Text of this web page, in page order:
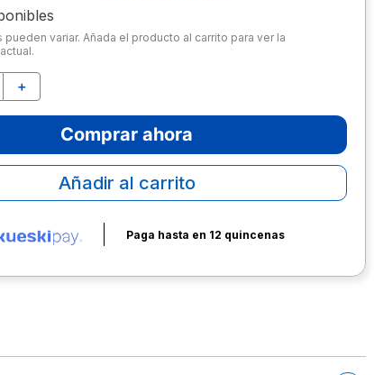
pueden variar. Añada el producto al carrito para ver la
＋
Comprar ahora
Añadir al carrito
Paga hasta en 12 quincenas